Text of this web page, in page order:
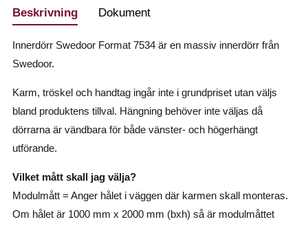
Beskrivning Dokument
Innerdörr Swedoor Format 7534 är en massiv innerdörr från
Swedoor.
Karm, tröskel och handtag ingår inte i grundpriset utan väljs
bland produktens tillval. Hängning behöver inte väljas då
dörrarna är vändbara för både vänster- och högerhängt
utförande.
Vilket mått skall jag välja?
Modulmått = Anger hålet i väggen där karmen skall monteras.
Om hålet är 1000 mm x 2000 mm (bxh) så är modulmåttet